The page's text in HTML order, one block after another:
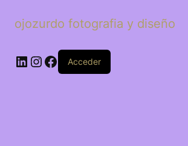
ojozurdo fotografia y diseño
LinkedIn
Instagram
Facebook
Acceder